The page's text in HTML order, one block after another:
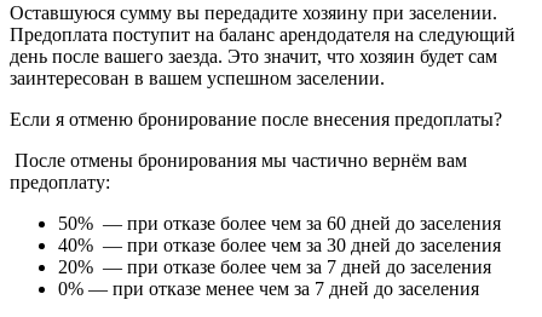
Оставшуюся сумму вы передадите хозяину при заселении.
Предоплата поступит на баланс арендодателя на следующий
день после вашего заезда. Это значит, что хозяин будет сам
заинтересован в вашем успешном заселении.
Если я отменю бронирование после внесения предоплаты?
После отмены бронирования мы частично вернём вам
предоплату:
50% — при отказе более чем за 60 дней до заселения
40% — при отказе более чем за 30 дней до заселения
20% — при отказе более чем за 7 дней до заселения
0% — при отказе менее чем за 7 дней до заселения